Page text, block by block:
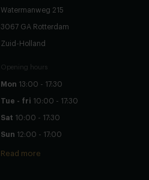
Watermanweg 215
3067 GA Rotterdam
Zuid-Holland
Opening hours
Mon 13:00 - 17:30
Tue - fri 10:00 - 17:30
Sat 10:00 - 17:30
Sun 12:00 - 17:00
Read more